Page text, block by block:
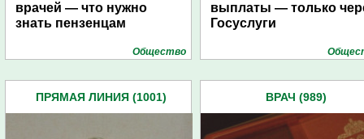
врачей — что нужно
знать пензенцам
Общество
выплаты — только
Госуслуги
ПРЯМАЯ ЛИНИЯ (1001) ВРАЧ (989)